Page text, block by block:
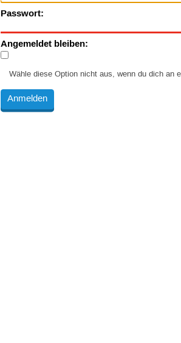
Passwort:
Angemeldet bleiben:
Wähle diese Option nicht aus, wenn du dich an